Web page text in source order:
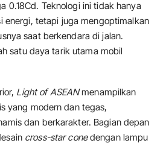
0.18Cd. Teknologi ini tidak hanya
energi, tetapi juga mengoptimalkan
saat berkendara di jalan.
satu daya tarik utama mobil
Light of ASEANmenampilkan
yang modern dan tegas,
dan berkarakter. Bagian depan
cross-star conedengan lampu